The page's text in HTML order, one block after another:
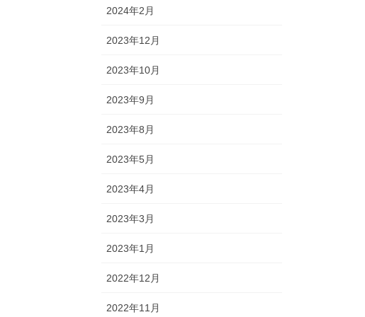
2024年2月
2023年12月
2023年10月
2023年9月
2023年8月
2023年5月
2023年4月
2023年3月
2023年1月
2022年12月
2022年11月